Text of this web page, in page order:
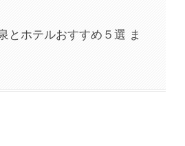
とホテルおすすめ５選 ま